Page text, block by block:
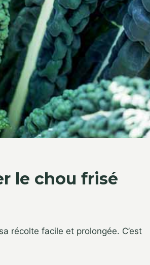
le chou frisé
récolte facile et prolongée. C’est